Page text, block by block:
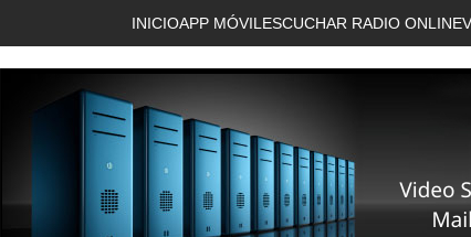
INICIOAPP MÓVIL ESCUCHAR RADIO ONLINE